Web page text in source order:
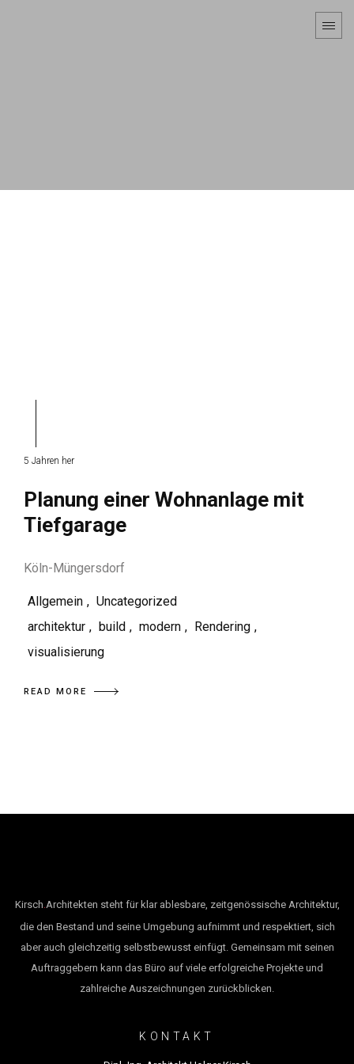
5 Jahren her
Planung einer Wohnanlage mit
Tiefgarage
Köln-Müngersdorf
Allgemein , Uncategorized
architektur , build , modern , Rendering ,
visualisierung
READ MORE
Kirsch.Architekten steht für klar ablesbare, zeitgenössische Architektur,
die den Bestand und seine Umgebung aufnimmt und respektiert, sich
aber auch gleichzeitig selbstbewusst einfügt. Gemeinsam mit seinen
Auftraggebern kann das Büro auf viele erfolgreiche Projekte und
zahlreiche Auszeichnungen zurückblicken.
KONTAKT